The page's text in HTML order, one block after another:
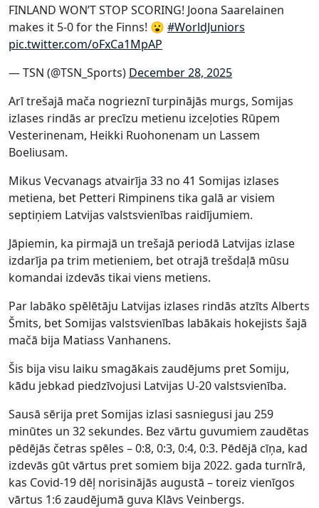
FINLAND WON’T STOP SCORING! Joona Saarelainen
makes it 5-0 for the Finns! 😮 #WorldJuniors
pic.twitter.com/oFxCa1MpAP
— TSN (@TSN_Sports) December 28, 2025
Arī trešajā mača nogrieznī turpinājās murgs, Somijas
izlases rindās ar precīzu metienu izceļoties Rūpem
Vesterinenam, Heikki Ruohonenam un Lassem
Boeliusam.
Mikus Vecvanags atvairīja 33 no 41 Somijas izlases
metiena, bet Petteri Rimpinens tika galā ar visiem
septiņiem Latvijas valstsvienības raidījumiem.
Jāpiemin, ka pirmajā un trešajā periodā Latvijas izlase
izdarīja pa trim metieniem, bet otrajā trešdaļā mūsu
komandai izdevās tikai viens metiens.
Par labāko spēlētāju Latvijas izlases rindās atzīts Alberts
Šmits, bet Somijas valstsvienības labākais hokejists šajā
mačā bija Matiass Vanhanens.
Šis bija visu laiku smagākais zaudējums pret Somiju,
kādu jebkad piedzīvojusi Latvijas U-20 valstsvienība.
Sausā sērija pret Somijas izlasi sasniegusi jau 259
minūtes un 32 sekundes. Bez vārtu guvumiem zaudētas
pēdējās četras spēles – 0:8, 0:3, 0:4, 0:3. Pēdējā cīņa, kad
izdevās gūt vārtus pret somiem bija 2022. gada turnīrā,
kas Covid-19 dēļ norisinājās augustā – toreiz vienīgos
vārtus 1:6 zaudējumā guva Klāvs Veinbergs.